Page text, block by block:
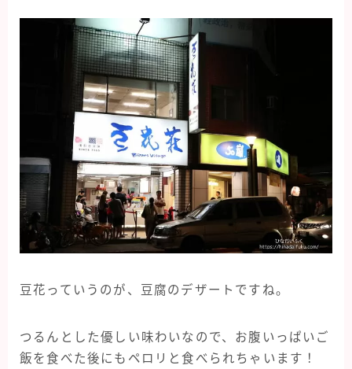
豆花っていうのが、豆腐のデザートですね。
つるんとした優しい味わいなので、お腹いっぱいご
飯を食べた後にもペロリと食べられちゃいます！